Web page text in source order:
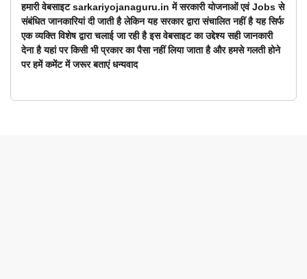
हमारी वेबसाइट sarkariyojanaguru.in में सरकारी योजनाओं एवं Jobs से
संबंधित जानकारियां दी जाती है लेकिन यह सरकार द्वारा संचालित नहीं है यह सिर्फ
एक व्यक्ति विशेष द्वारा चलाई जा रही है इस वेबसाइट का उद्देश्य सही जानकारी
देना है यहां पर किसी भी प्रकार का पैसा नहीं लिया जाता है और हमसे गलती होने
पर हमें कमेंट में जरूर बताएं धन्यवाद